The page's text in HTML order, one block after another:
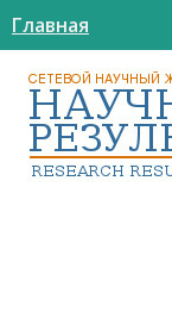
Главная